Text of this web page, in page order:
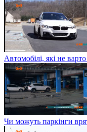
Автомобілі, які не
Чи можуть паркінги